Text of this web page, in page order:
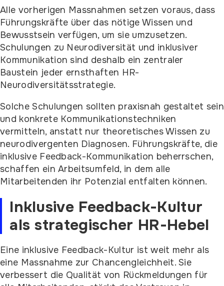
Alle vorherigen Massnahmen setzen voraus, dass
Führungskräfte über das nötige Wissen und
Bewusstsein verfügen, um sie umzusetzen.
Schulungen zu Neurodiversität und inklusiver
Kommunikation sind deshalb ein zentraler
Baustein jeder ernsthaften HR-
Neurodiversitätsstrategie.
Solche Schulungen sollten praxisnah gestaltet sein
und konkrete Kommunikationstechniken
vermitteln, anstatt nur theoretisches Wissen zu
neurodivergenten Diagnosen. Führungskräfte, die
inklusive Feedback-Kommunikation beherrschen,
schaffen ein Arbeitsumfeld, in dem alle
Mitarbeitenden ihr Potenzial entfalten können.
Inklusive Feedback-Kultur
als strategischer HR-Hebel
Eine inklusive Feedback-Kultur ist weit mehr als
eine Massnahme zur Chancengleichheit. Sie
verbessert die Qualität von Rückmeldungen für